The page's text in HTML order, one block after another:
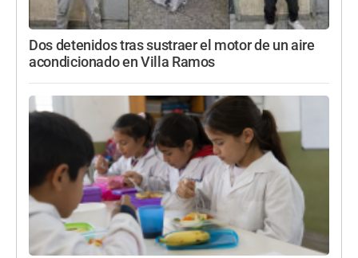
Dos detenidos tras sustraer el motor de un aire
acondicionado en Villa Ramos